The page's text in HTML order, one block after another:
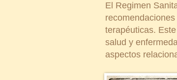
El Regimen
terapéuticas.
salud y
aspectos